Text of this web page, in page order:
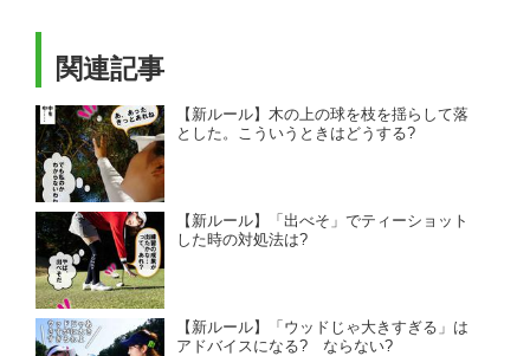
関連記事
【新ルール】木の上の球を枝を揺らして落
とした。こういうときはどうする?
【新ルール】「出べそ」でティーショット
した時の対処法は?
【新ルール】「ウッドじゃ大きすぎる」は
アドバイスになる? ならない?